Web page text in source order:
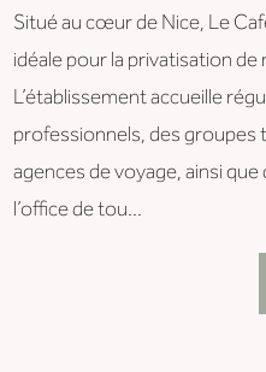
Situé au cœur de Nice, Le
idéale pour la privatisation
L’établissement accueille
professionnels, des
agences de voyage, ainsi
l’office de tou...